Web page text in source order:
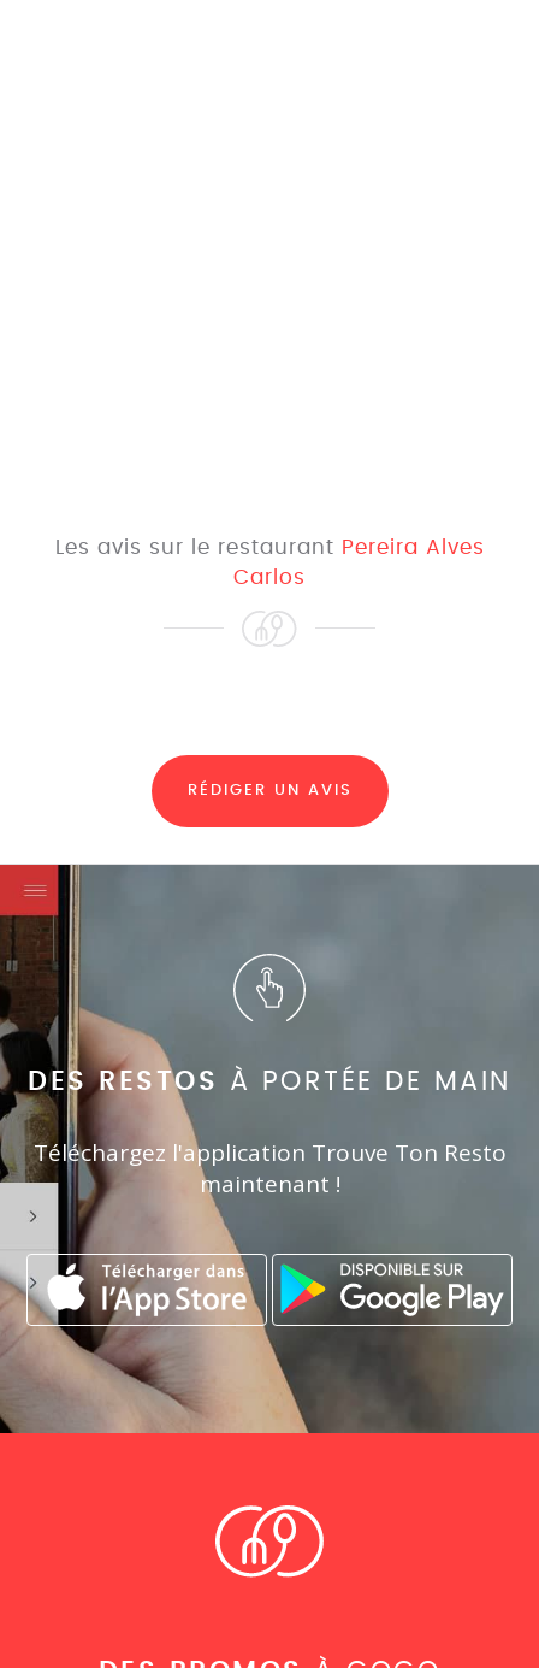
Les avis sur le restaurant Pereira Alves
Carlos
RÉDIGER UN AVIS
DES RESTOS À PORTÉE DE MAIN
Téléchargez l'application Trouve Ton Resto
maintenant !